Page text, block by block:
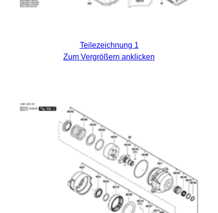
Teilezeichnung 1
Zum Vergrößern anklicken